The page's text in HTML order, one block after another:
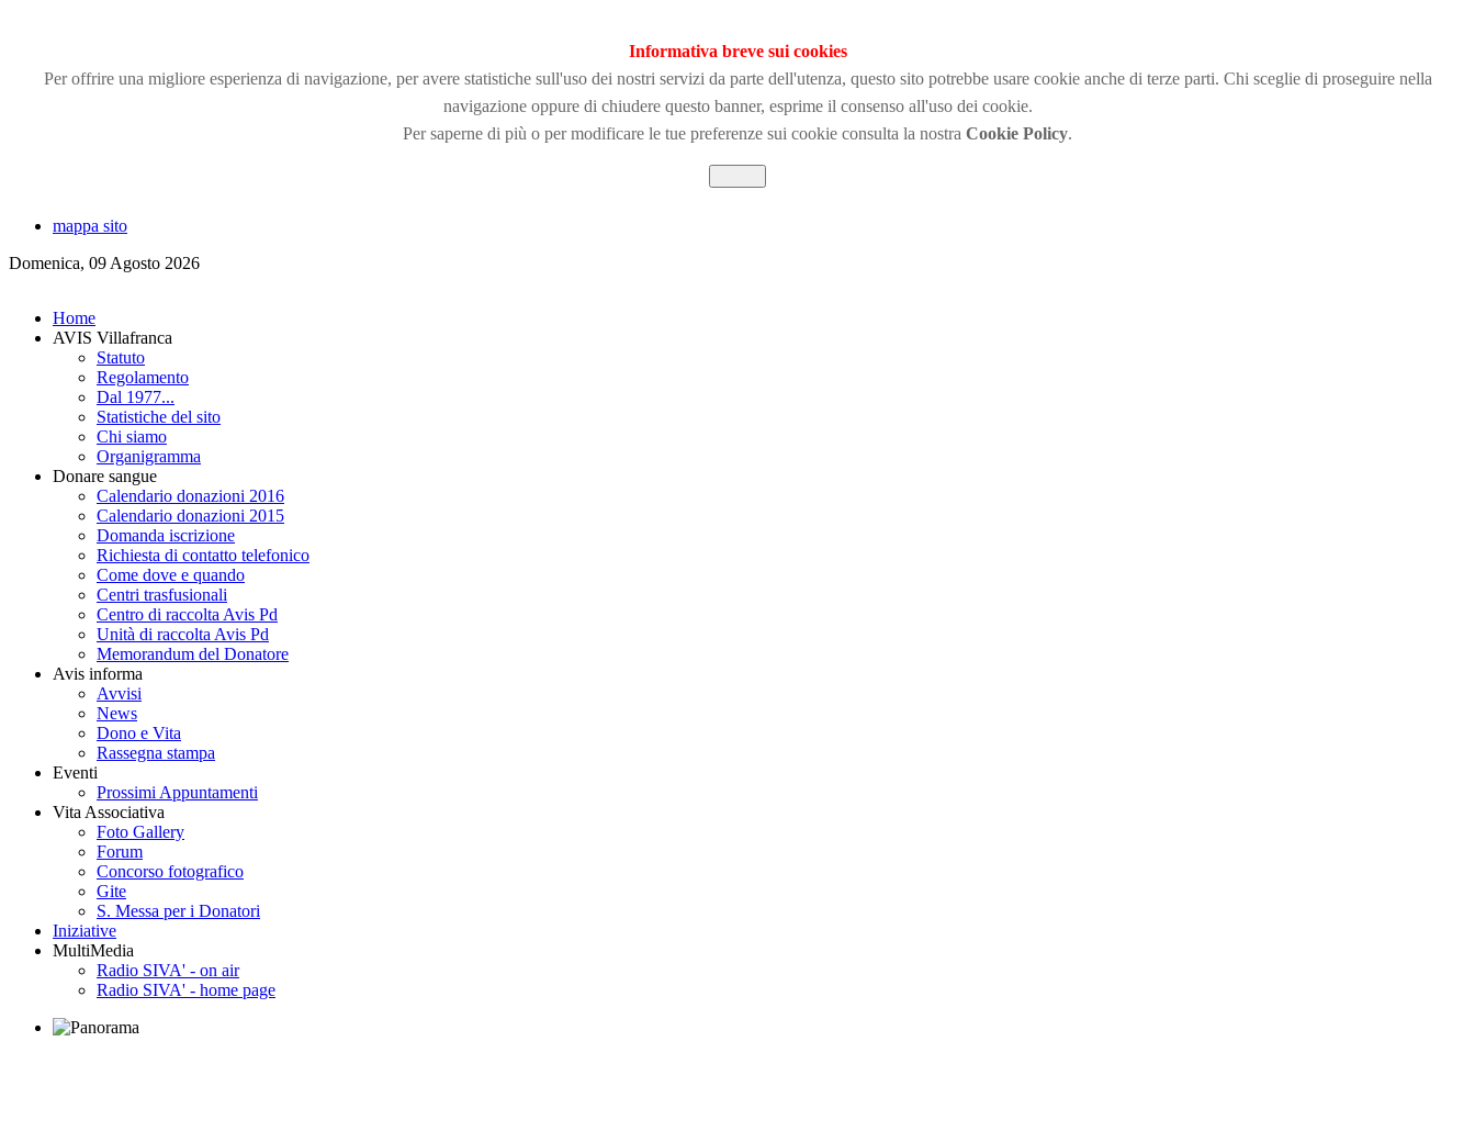
Informativa breve sui cookies
Per offrire una migliore esperienza di navigazione, per avere statistiche sull'uso dei nostri servizi da parte dell'utenza, questo sito potrebbe usare cookie anche di terze parti. Chi sceglie di proseguire nella
navigazione oppure di chiudere questo banner, esprime il consenso all'uso dei cookie.
Per saperne di più o per modificare le tue preferenze sui cookie consulta la nostra Cookie Policy.
mappa sito
Domenica, 09 Agosto 2026
Home
AVIS Villafranca
Statuto
Regolamento
Dal 1977...
Statistiche del sito
Chi siamo
Organigramma
Donare sangue
Calendario donazioni 2016
Calendario donazioni 2015
Domanda iscrizione
Richiesta di contatto telefonico
Come dove e quando
Centri trasfusionali
Centro di raccolta Avis Pd
Unità di raccolta Avis Pd
Memorandum del Donatore
Avis informa
Avvisi
News
Dono e Vita
Rassegna stampa
Eventi
Prossimi Appuntamenti
Vita Associativa
Foto Gallery
Forum
Concorso fotografico
Gite
S. Messa per i Donatori
Iniziative
MultiMedia
Radio SIVA' - on air
Radio SIVA' - home page